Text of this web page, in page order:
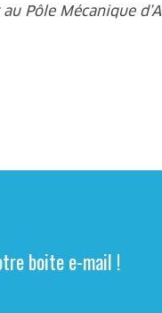
Pôle Mécanique
boite e-mail !